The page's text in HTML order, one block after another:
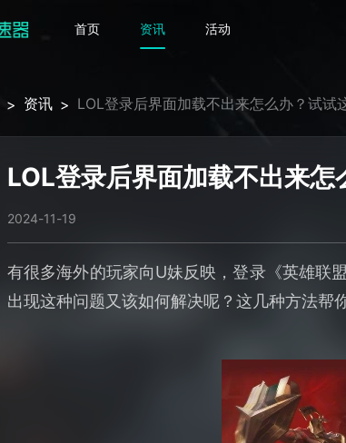
首页 资讯 活动
> 资讯 > LOL登录后界面加载不出来怎么办？试试
LOL登录后界面加载不出来怎
2024-11-19
有很多海外的玩家向U妹反映，登录《英雄联
出现这种问题又该如何解决呢？这几种方法帮